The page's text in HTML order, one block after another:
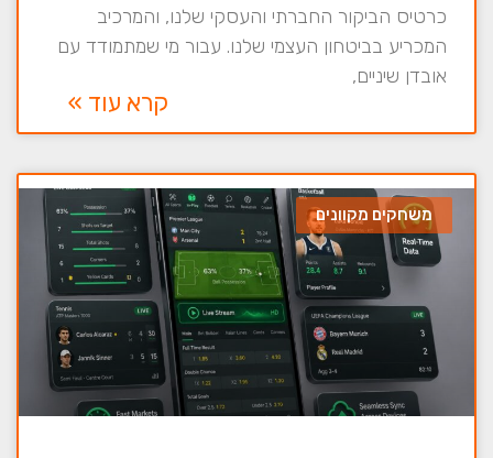
כרטיס הביקור החברתי והעסקי שלנו, והמרכיב
המכריע בביטחון העצמי שלנו. עבור מי שמתמודד עם
אובדן שיניים,
קרא עוד »
משחקים מקוונים